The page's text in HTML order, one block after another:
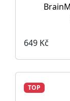
649 Kč
TOP